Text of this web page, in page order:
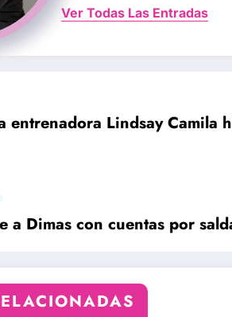
Ver Todas Las Entradas
entrenadora Lindsay Camila
a Dimas con cuentas por